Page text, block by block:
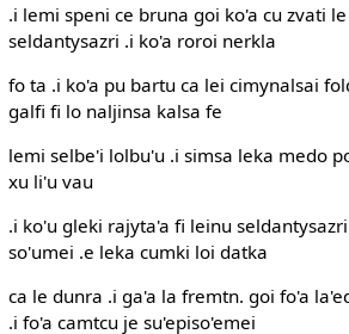
.i lemi speni ce bruna goi ko'a cu zvati
seldantysazri .i ko'a roroi nerkla
fo ta .i ko'a pu bartu ca lei cimynalsai
galfi fi lo naljinsa kalsa fe
lemi selbe'i lolbu'u .i simsa leka medo
xu li'u vau
.i ko'u gleki rajyta'a fi leinu
so'umei .e leka cumki loi datka
ca le dunra .i ga'a la fremtn. goi fo'a
.i fo'a camtcu je su'episo'emei